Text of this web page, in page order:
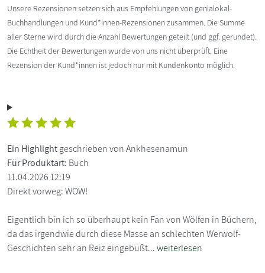
Unsere Rezensionen setzen sich aus Empfehlungen von genialokal-
Buchhandlungen und Kund*innen-Rezensionen zusammen. Die Summe
aller Sterne wird durch die Anzahl Bewertungen geteilt (und ggf. gerundet).
Die Echtheit der Bewertungen wurde von uns nicht überprüft. Eine
Rezension der Kund*innen ist jedoch nur mit Kundenkonto möglich.
Ein Highlightgeschrieben von Ankhesenamun
Für Produktart: Buch
11.04.2026 12:19
Direkt vorweg: WOW!
Eigentlich bin ich so überhaupt kein Fan von Wölfen in Büchern,
da das irgendwie durch diese Masse an schlechten Werwolf-
Geschichten sehr an Reiz eingebüßt...weiterlesen